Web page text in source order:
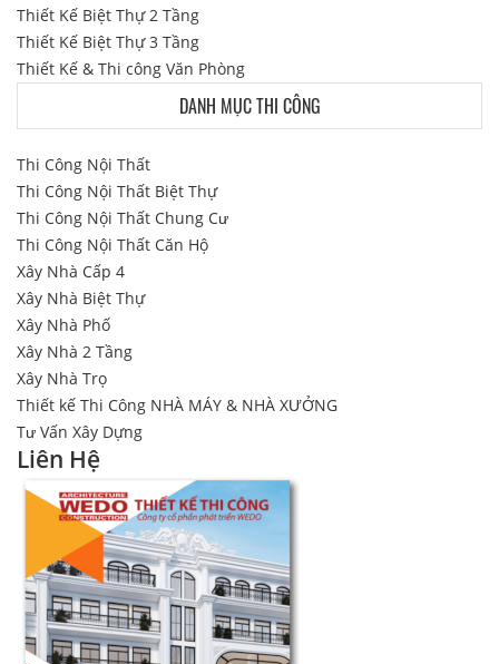
Thiết Kế Biệt Thự 2 Tầng
Thiết Kế Biệt Thự 3 Tầng
Thiết Kế & Thi công Văn Phòng
DANH MỤC THI CÔNG
Thi Công Nội Thất
Thi Công Nội Thất Biệt Thự
Thi Công Nội Thất Chung Cư
Thi Công Nội Thất Căn Hộ
Xây Nhà Cấp 4
Xây Nhà Biệt Thự
Xây Nhà Phố
Xây Nhà 2 Tầng
Xây Nhà Trọ
Thiết kế Thi Công NHÀ MÁY & NHÀ XƯỞNG
Tư Vấn Xây Dựng
Liên Hệ